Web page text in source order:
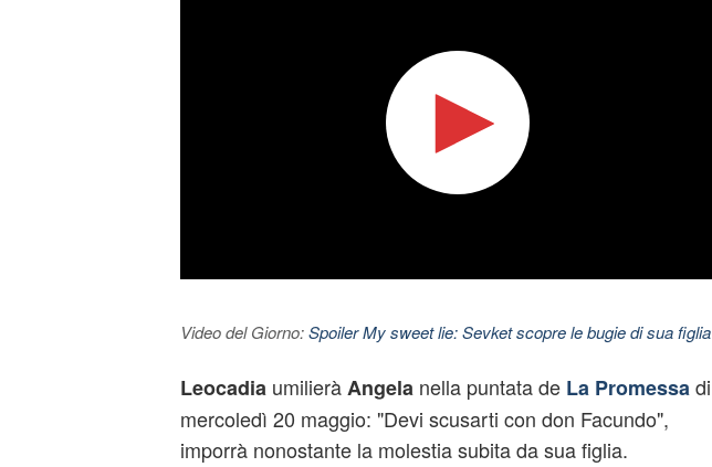
Video del Giorno:Spoiler My sweet lie: Sevket scopre le bugie di sua figlia
Leocadia umilieràAngela nella puntata de La Promessa di
mercoledì 20 maggio: "Devi scusarti con don Facundo",
imporrà nonostante la molestia subita da sua figlia.